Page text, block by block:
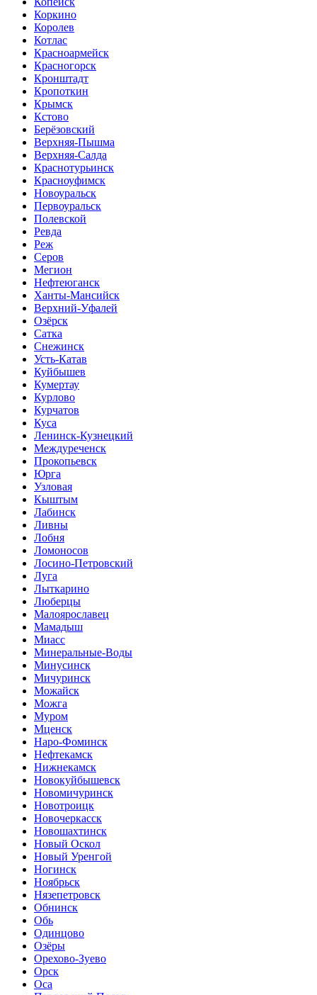
Коркино
Королев
Котлас
Красноармейск
Красногорск
Кронштадт
Кропоткин
Крымск
Кстово
Берёзовский
Верхняя-Пышма
Верхняя-Салда
Краснотурьинск
Красноуфимск
Новоуральск
Первоуральск
Полевской
Ревда
Реж
Серов
Мегион
Нефтеюганск
Ханты-Мансийск
Верхний-Уфалей
Озёрск
Сатка
Снежинск
Усть-Катав
Куйбышев
Кумертау
Курлово
Курчатов
Куса
Ленинск-Кузнецкий
Междуреченск
Прокопьевск
Юрга
Узловая
Кыштым
Лабинск
Ливны
Лобня
Ломоносов
Лосино-Петровский
Луга
Лыткарино
Люберцы
Малоярославец
Мамадыш
Миасс
Минеральные-Воды
Минусинск
Мичуринск
Можайск
Можга
Муром
Мценск
Наро-Фоминск
Нефтекамск
Нижнекамск
Новокуйбышевск
Новомичуринск
Новотроицк
Новочеркасск
Новошахтинск
Новый Оскол
Новый Уренгой
Ногинск
Ноябрьск
Нязепетровск
Обнинск
Обь
Одинцово
Озёры
Орехово-Зуево
Орск
Оса